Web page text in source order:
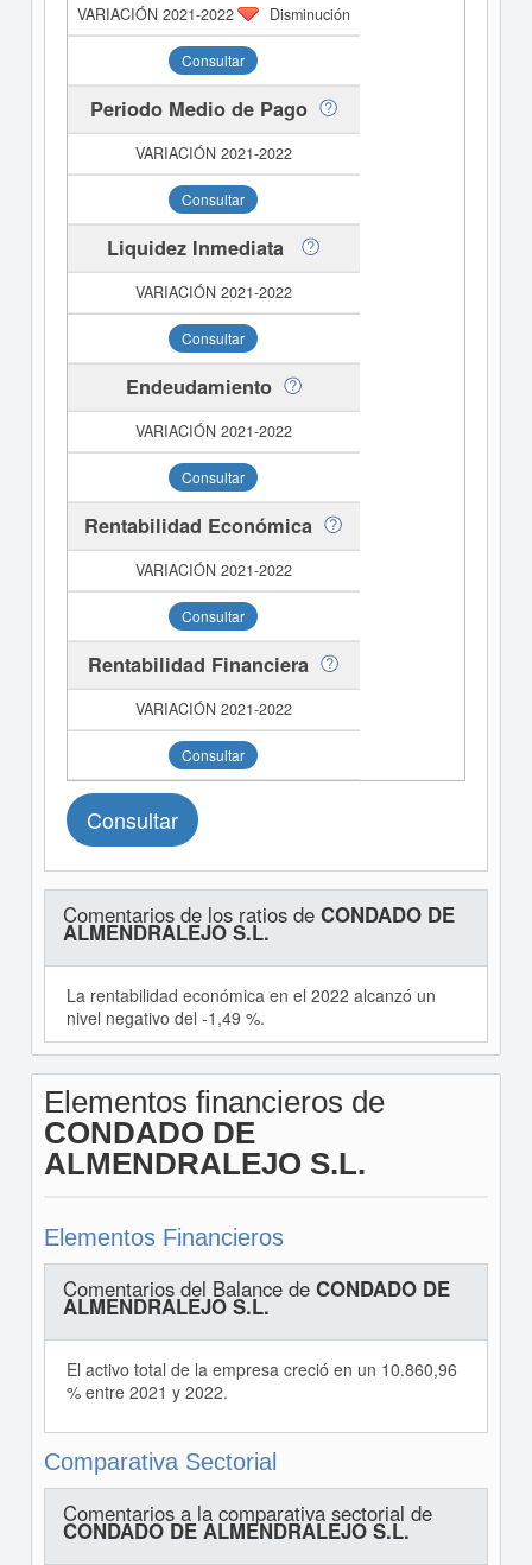
Disminución
Consultar
Periodo Medio de Pago
Consultar
Liquidez Inmediata
Consultar
Endeudamiento
Consultar
Rentabilidad Económica
Consultar
Rentabilidad Financiera
Consultar
Consultar
Comentarios de los ratios de CONDADO DE
ALMENDRALEJO S.L.
La rentabilidad económica en el 2022 alcanzó un
nivel negativo del -1,49 %.
Elementos financieros de
CONDADO DE
ALMENDRALEJO S.L.
Elementos Financieros
Comentarios del Balance de CONDADO DE
ALMENDRALEJO S.L.
El activo total de la empresa creció en un 10.860,96
% entre 2021 y 2022.
Comparativa Sectorial
Comentarios a la comparativa sectorial de
CONDADO DE ALMENDRALEJO S.L.